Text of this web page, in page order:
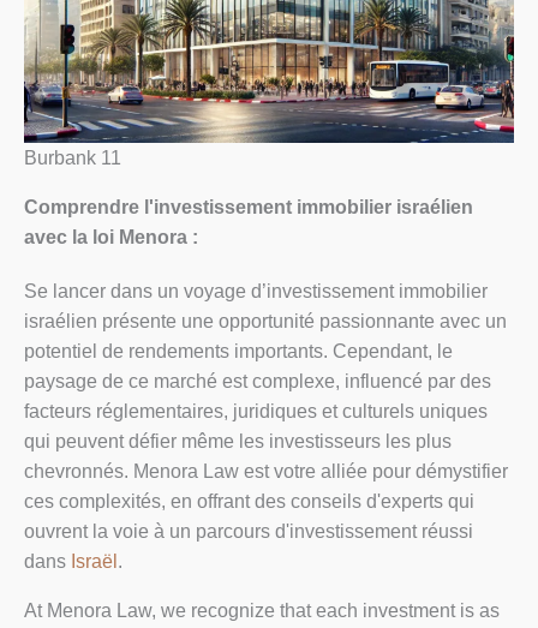
Burbank 11
Comprendre l'investissement immobilier israélien
avec la loi Menora :
Se lancer dans un voyage d’investissement immobilier
israélien présente une opportunité passionnante avec un
potentiel de rendements importants. Cependant, le
paysage de ce marché est complexe, influencé par des
facteurs réglementaires, juridiques et culturels uniques
qui peuvent défier même les investisseurs les plus
chevronnés. Menora Law est votre alliée pour démystifier
ces complexités, en offrant des conseils d'experts qui
ouvrent la voie à un parcours d'investissement réussi
dans Israël .
At Menora Law, we recognize that each investment is as